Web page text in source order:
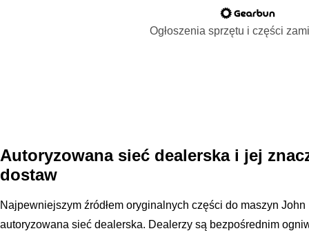
Ogłoszenia sprzętu i części
Autoryzowana sieć dealerska i jej
dostaw
Najpewniejszym źródłem oryginalnych części do maszyn
autoryzowana sieć dealerska. Dealerzy są bezpośrednim